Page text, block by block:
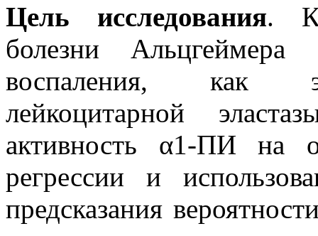
Цель исследования.
болезни
воспаления, как
лейкоцитарной
активность α1-ПИ на
регрессии и
предсказания